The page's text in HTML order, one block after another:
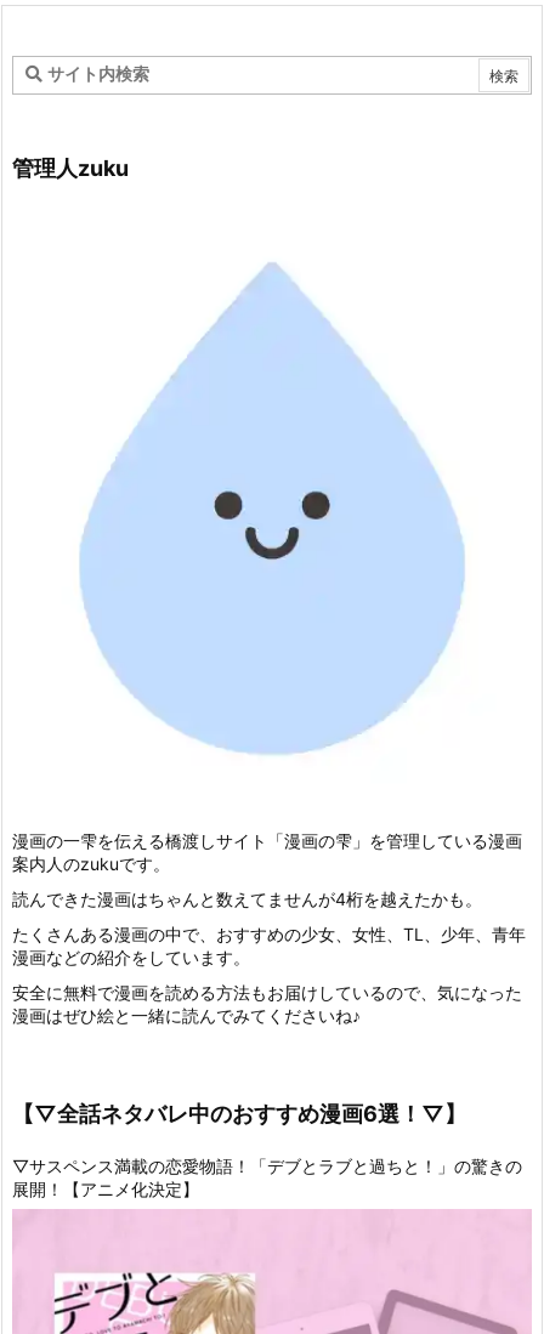
管理人zuku
漫画の一雫を伝える橋渡しサイト「漫画の雫」を管理している漫画
案内人のzukuです。
読んできた漫画はちゃんと数えてませんが4桁を越えたかも。
たくさんある漫画の中で、おすすめの少女、女性、TL、少年、青年
漫画などの紹介をしています。
安全に無料で漫画を読める方法もお届けしているので、気になった
漫画はぜひ絵と一緒に読んでみてくださいね♪
【▽全話ネタバレ中のおすすめ漫画6選！▽】
▽サスペンス満載の恋愛物語！「デブとラブと過ちと！」の驚きの
展開！【アニメ化決定】